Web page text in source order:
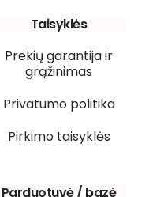
Taisyklės
Prekių garantija ir
grąžinimas
Privatumo politika
Pirkimo taisyklės
Parduotuvė / bazė